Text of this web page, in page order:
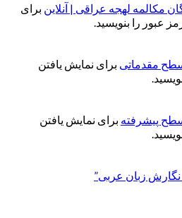
مکالمه لهجه عراقی | آنلاین برای
عبور را بنویسید.
مقدماتی برای نمایش یافتن
پیشرفته برای نمایش یافتن
زبان عربی”